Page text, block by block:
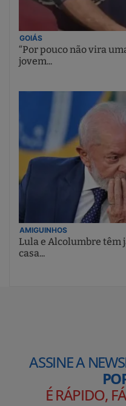
GOIÁS
“Por pouco não vira
jovem...
AMIGUINHOS
Lula e Alcolumbre têm
casa...
ASSINE A
É RÁPIDO,